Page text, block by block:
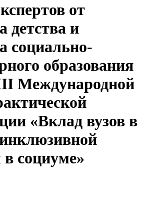
от
детства и
социально-
образования
Международной
«Вклад вузов в
социуме»